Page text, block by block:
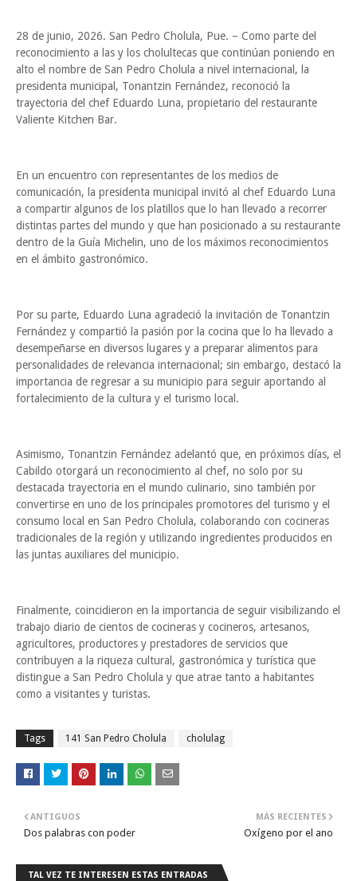
28 de junio, 2026. San Pedro Cholula, Pue. – Como parte del
reconocimiento a las y los cholultecas que continúan poniendo en
alto el nombre de San Pedro Cholula a nivel internacional, la
presidenta municipal, Tonantzin Fernández, reconoció la
trayectoria del chef Eduardo Luna, propietario del restaurante
Valiente Kitchen Bar.
En un encuentro con representantes de los medios de
comunicación, la presidenta municipal invitó al chef Eduardo Luna
a compartir algunos de los platillos que lo han llevado a recorrer
distintas partes del mundo y que han posicionado a su restaurante
dentro de la Guía Michelin, uno de los máximos reconocimientos
en el ámbito gastronómico.
Por su parte, Eduardo Luna agradeció la invitación de Tonantzin
Fernández y compartió la pasión por la cocina que lo ha llevado a
desempeñarse en diversos lugares y a preparar alimentos para
personalidades de relevancia internacional; sin embargo, destacó la
importancia de regresar a su municipio para seguir aportando al
fortalecimiento de la cultura y el turismo local.
Asimismo, Tonantzin Fernández adelantó que, en próximos días, el
Cabildo otorgará un reconocimiento al chef, no solo por su
destacada trayectoria en el mundo culinario, sino también por
convertirse en uno de los principales promotores del turismo y el
consumo local en San Pedro Cholula, colaborando con cocineras
tradicionales de la región y utilizando ingredientes producidos en
las juntas auxiliares del municipio.
Finalmente, coincidieron en la importancia de seguir visibilizando el
trabajo diario de cientos de cocineras y cocineros, artesanos,
agricultores, productores y prestadores de servicios que
contribuyen a la riqueza cultural, gastronómica y turística que
distingue a San Pedro Cholula y que atrae tanto a habitantes
como a visitantes y turistas.
Tags 141 San Pedro Cholula cholulag
MÁS RECIENTES
Oxígeno por el ano
ANTIGUOS
Dos palabras con poder
TAL VEZ TE INTERESEN ESTAS ENTRADAS